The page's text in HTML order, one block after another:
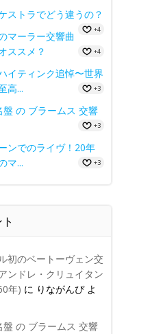
ストラでどう違うの？
+4
マーラー交響曲
ススメ？
+4
イティンク追悼〜世界
高...
+3
盤 の ブラームス 交響
+3
ンでのライヴ！20年
マ...
+3
初のベートーヴェン交
ドレ・クリュイタン
年) に りながんぴよ
盤 の ブラームス 交響